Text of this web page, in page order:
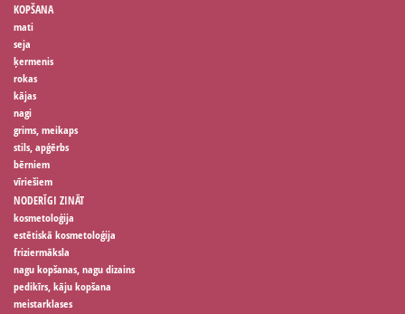
KOPŠANA
mati
seja
ķermenis
rokas
kājas
nagi
grims, meikaps
stils, apģērbs
bērniem
vīriešiem
NODERĪGI ZINĀT
kosmetoloģija
estētiskā kosmetoloģija
friziermāksla
nagu kopšanas, nagu dizains
pedikīrs, kāju kopšana
meistarklases